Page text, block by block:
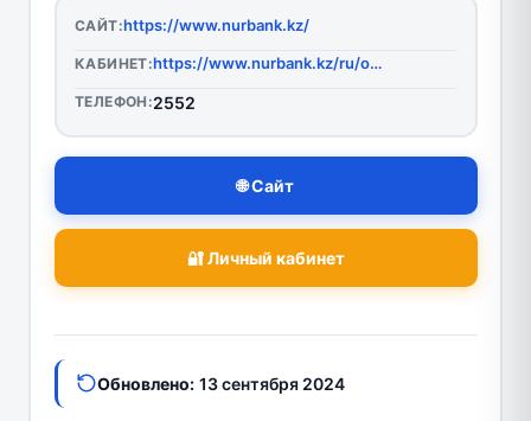
САЙТ:https://www.nurbank.kz/
КАБИНЕТ: https://www.nurbank.kz/ru/online
ТЕЛЕФОН:2552
🌐 Сайт
🔐 Личный кабинет
Обновлено: 13 сентября 2024